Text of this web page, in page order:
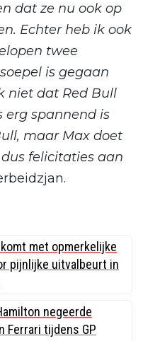
dat ze nu ook op
Echter heb ik ook
twee
is gegaan
niet dat Red Bull
erg spannend is
maar Max doet
felicitaties aan
met opmerkelijke
pijnlijke uitvalbeurt in
negeerde
Ferrari tijdens GP